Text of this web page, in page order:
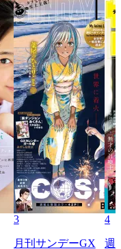
3
月刊サンデーGX
4
週